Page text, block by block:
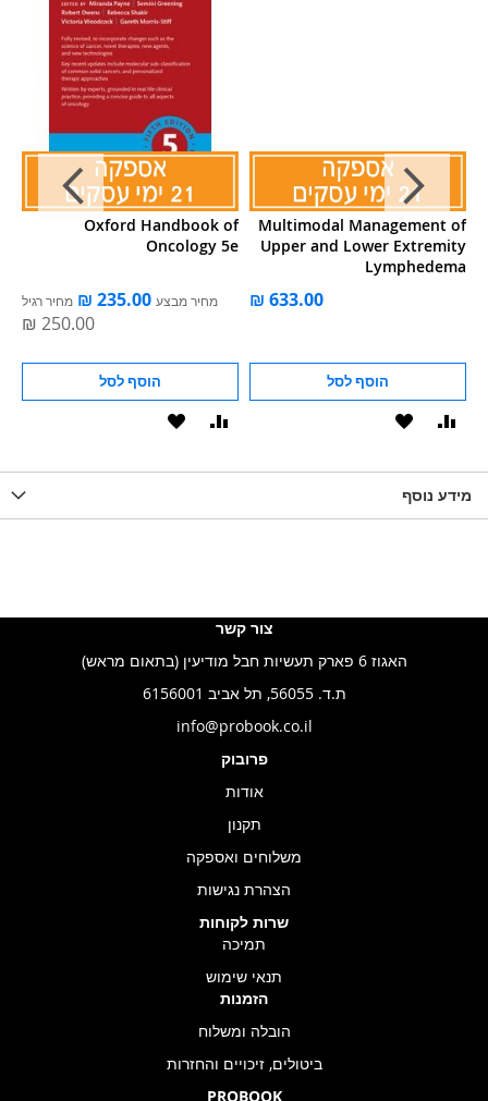
Oxford Handbook of
Oncology 5e
מחיר מבצע מחיר רגיל
הוסף לסל
הוסף
Multimodal Management of
Upper and Lower Extremity
Lymphedema
הוסף לסל
הוסף
מידע נוסף
צור קשר
האגוז 6 פארק תעשיות חבל מודיעין (בתאום מראש)
ת.ד. 56055, תל אביב 6156001
info@probook.co.il
פרובוק
אודות
תקנון
משלוחים ואספקה
הצהרת נגישות
שרות לקוחות
תמיכה
תנאי שימוש
הזמנות
הובלה ומשלוח
ביטולים, זיכויים והחזרות
PROBOOK